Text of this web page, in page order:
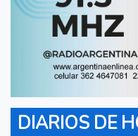
DIARIOS DE